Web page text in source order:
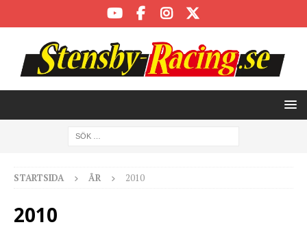
STARTSIDA ÅR 2010
2010